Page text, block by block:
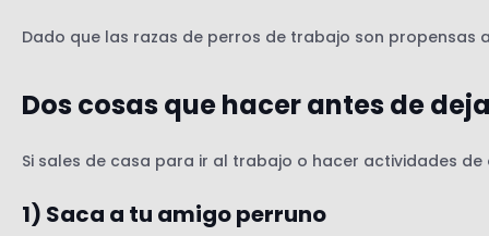
Dado que las razas de perros de trabajo son propensas
Dos cosas que hacer antes de
Si sales de casa para ir al trabajo o hacer actividades
1) Saca a tu amigo perruno